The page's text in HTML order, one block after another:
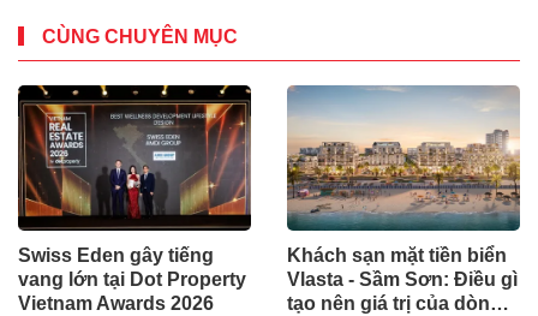
CÙNG CHUYÊN MỤC
Swiss Eden gây tiếng
vang lớn tại Dot Property
Vietnam Awards 2026
Khách sạn mặt tiền biển
Vlasta - Sầm Sơn: Điều gì
tạo nên giá trị của dòng